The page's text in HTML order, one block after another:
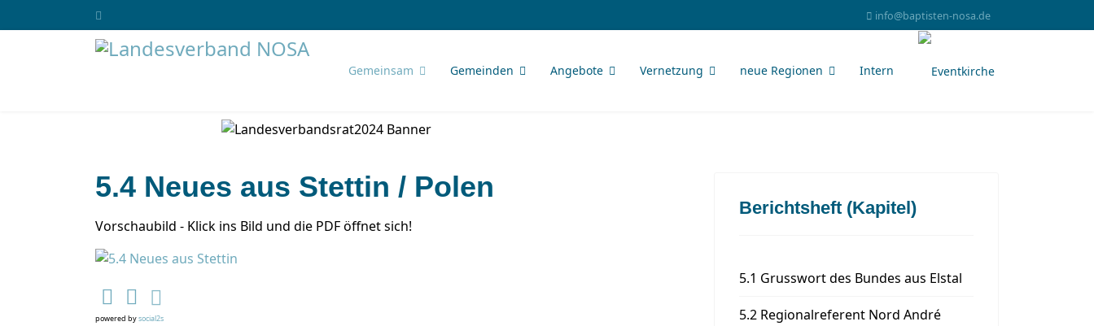
info@baptisten-nosa.de
Gemeinsam Gemeinden Angebote Vernetzung neue Regionen Intern
5.4 Neues aus Stettin / Polen
Vorschaubild - Klick ins Bild und die PDF öffnet sich!
powered bysocial2s
Berichtsheft (Kapitel)
5.1 Grusswort des Bundes aus Elstal
5.2 Regionalreferent Nord André